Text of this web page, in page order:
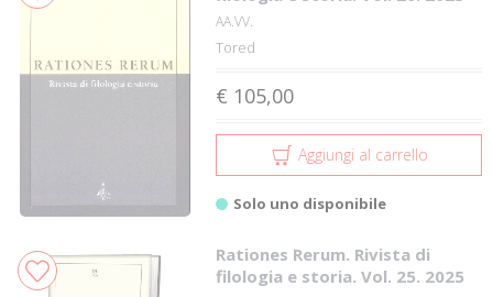
AA.VV.
Tored
€ 105,00
Aggiungi al carrello
Solo uno disponibile
Rationes Rerum. Rivista di
filologia e storia. Vol. 25. 2025